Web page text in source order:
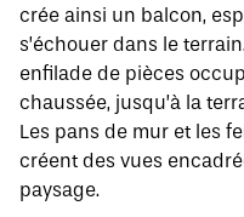
crée ainsi un balcon,
s’échouer dans le
enfilade de pièces
chaussée, jusqu’à la
Les pans de mur et les
créent des vues
paysage.